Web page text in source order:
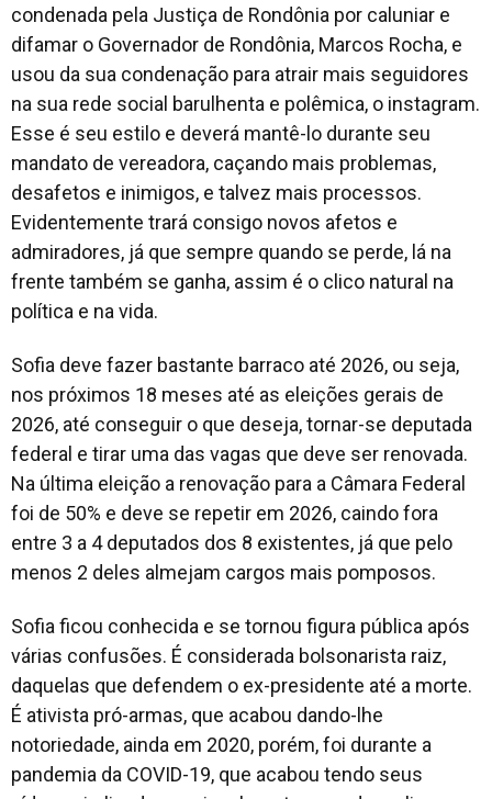
condenada pela Justiça de Rondônia por caluniar e
difamar o Governador de Rondônia, Marcos Rocha, e
usou da sua condenação para atrair mais seguidores
na sua rede social barulhenta e polêmica, o instagram.
Esse é seu estilo e deverá mantê-lo durante seu
mandato de vereadora, caçando mais problemas,
desafetos e inimigos, e talvez mais processos.
Evidentemente trará consigo novos afetos e
admiradores, já que sempre quando se perde, lá na
frente também se ganha, assim é o clico natural na
política e na vida.
Sofia deve fazer bastante barraco até 2026, ou seja,
nos próximos 18 meses até as eleições gerais de
2026, até conseguir o que deseja, tornar-se deputada
federal e tirar uma das vagas que deve ser renovada.
Na última eleição a renovação para a Câmara Federal
foi de 50% e deve se repetir em 2026, caindo fora
entre 3 a 4 deputados dos 8 existentes, já que pelo
menos 2 deles almejam cargos mais pomposos.
Sofia ficou conhecida e se tornou figura pública após
várias confusões. É considerada bolsonarista raiz,
daquelas que defendem o ex-presidente até a morte.
É ativista pró-armas, que acabou dando-lhe
notoriedade, ainda em 2020, porém, foi durante a
pandemia da COVID-19, que acabou tendo seus